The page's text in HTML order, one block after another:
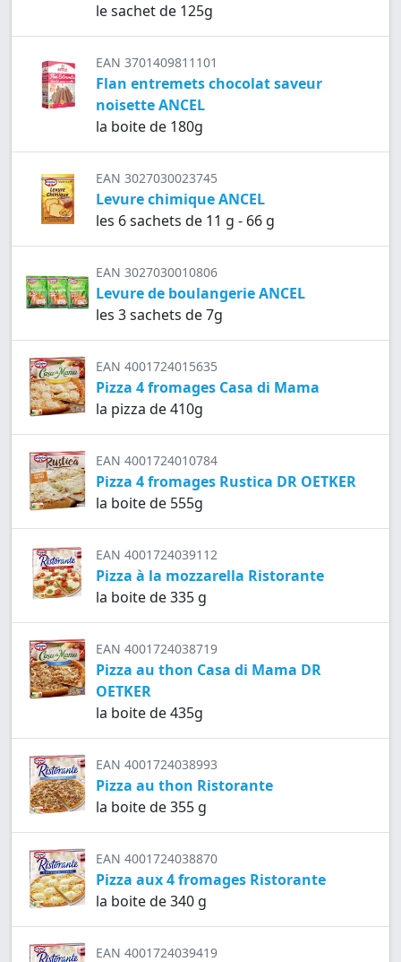
le sachet de 125g
EAN 3701409811101
Flan entremets chocolat saveur
noisette ANCEL
la boite de 180g
EAN 3027030023745
Levure chimique ANCEL
les 6 sachets de 11 g - 66 g
EAN 3027030010806
Levure de boulangerie ANCEL
les 3 sachets de 7g
EAN 4001724015635
Pizza 4 fromages Casa di Mama
la pizza de 410g
EAN 4001724010784
Pizza 4 fromages Rustica DR OETKER
la boite de 555g
EAN 4001724039112
Pizza à la mozzarella Ristorante
la boite de 335 g
EAN 4001724038719
Pizza au thon Casa di Mama DR
OETKER
la boite de 435g
EAN 4001724038993
Pizza au thon Ristorante
la boite de 355 g
EAN 4001724038870
Pizza aux 4 fromages Ristorante
la boite de 340 g
EAN 4001724039419